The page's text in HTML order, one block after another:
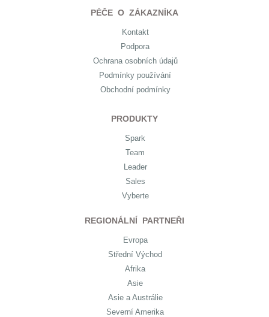
PÉČE O ZÁKAZNÍKA
Kontakt
Podpora
Ochrana osobních údajů
Podmínky používání
Obchodní podmínky
PRODUKTY
Spark
Team
Leader
Sales
Vyberte
REGIONÁLNÍ PARTNEŘI
Evropa
Střední Východ
Afrika
Asie
Asie a Austrálie
Severní Amerika